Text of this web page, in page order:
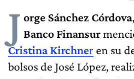
J orge Sánchez Córdova
Banco Finansur
Cristina Kirchner en su
bolsos de José López,